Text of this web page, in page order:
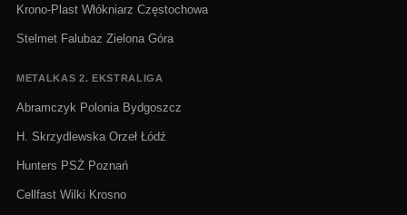
Krono-Plast Włókniarz Częstochowa
Stelmet Falubaz Zielona Góra
METALKAS 2. EKSTRALIGA
Abramczyk Polonia Bydgoszcz
H. Skrzydlewska Orzeł Łódź
Hunters PSŻ Poznań
Cellfast Wilki Krosno